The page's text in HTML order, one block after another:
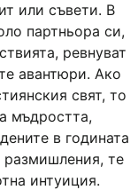
или съвети. В
партньора си,
ревнуват
авантюри. Ако
свят, то
мъдростта,
в годината
те
интуиция.